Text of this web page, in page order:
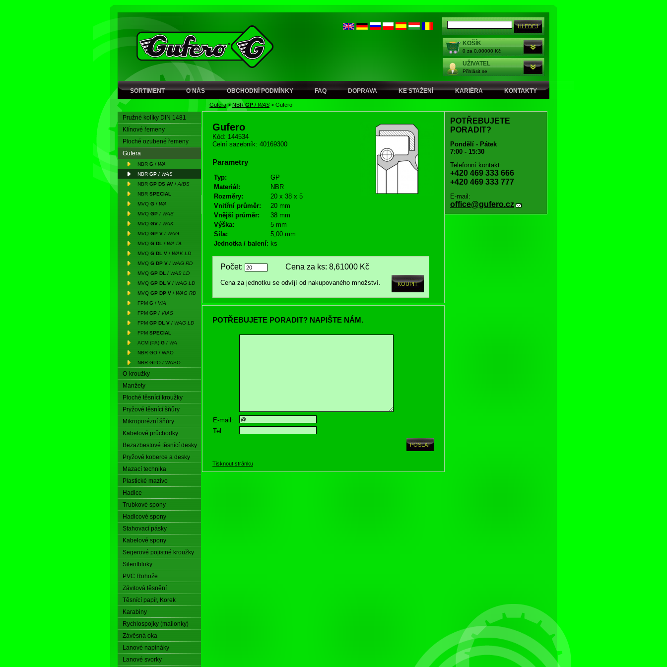
KOŠÍK
0 za 0,00000 Kč
UŽIVATEL
Přihlásit se
SORTIMENT O NÁS OBCHODNÍ PODMÍNKY FAQ DOPRAVA KE STAŽENÍ KARIÉRA KONTAKTY
Gufera> NBRGP / WAS > Gufero
Pružné kolíky DIN 1481
Klínové řemeny
Ploché ozubené řemeny
Gufera
NBR G / WA
NBR GP / WAS
NBR GP DS AV / A/BS
NBR SPECIAL
MVQ G / WA
MVQ GP / WAS
MVQ GV / WAK
MVQ GP V / WAG
MVQ G DL / WA DL
MVQ G DL V / WAK LD
MVQ G DP V / WAG RD
MVQ GP DL / WAS LD
MVQ GP DL V / WAG LD
MVQ GP DP V / WAG RD
FPM G / VIA
FPM GP / VIAS
FPM GP DL V / WAG LD
FPM SPECIAL
ACM (PA) G / WA
NBR GO / WAO
NBR GPO / WASO
O-kroužky
Manžety
Ploché těsnící kroužky
Pryžové těsnící šňůry
Mikroporézní šňůry
Kabelové průchodky
Bezazbestové těsnící desky
Pryžové koberce a desky
Mazací technika
Plastické mazivo
Hadice
Trubkové spony
Hadicové spony
Stahovací pásky
Kabelové spony
Segerové pojistné kroužky
Silentbloky
PVC Rohože
Závitová těsnění
Těsnící papír, Korek
Karabiny
Rychlospojky (mailonky)
Závěsná oka
Lanové napínáky
Lanové svorky
Gufero
Kód: 144534
Celní sazebník: 40169300
Parametry
Typ:
GP
Materiál:
NBR
Rozměry:
20 x 38 x 5
Vnitřní průměr:
20 mm
Vnější průměr:
38 mm
Výška:
5 mm
Síla:
5,00 mm
Jednotka / balení: ks
Počet: Cena za ks: 8,61000 Kč
Cena za jednotku se odvíjí od nakupovaného množství.
POTŘEBUJETE PORADIT? NAPIŠTE NÁM.
E-mail:
Tel.:
Tisknout stránku
POTŘEBUJETE
PORADIT?
Pondělí - Pátek
7:00 - 15:30
Telefonní kontakt:
+420 469 333 666
+420 469 333 777
E-mail:
office@gufero.cz